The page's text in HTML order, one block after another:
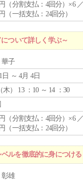
（分割支払：4回分）×6
（一括支払：24回分）
ついて詳しく学ぶ～
子
日 ～ 4月 4日
木） 13 ：10 ～ 14 ：30
（分割支払：4回分）×6
（一括支払：24回分）
ルを徹底的に身につける
雄